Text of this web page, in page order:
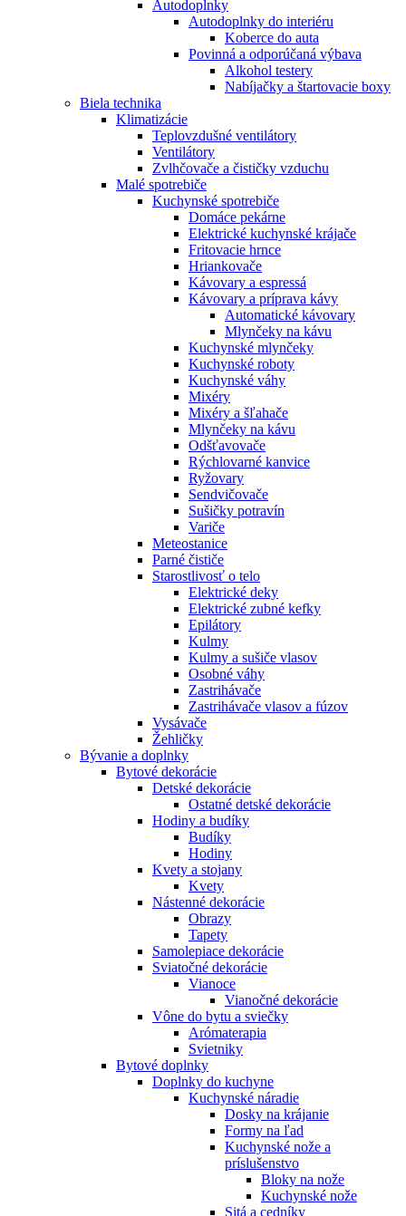
Autodoplnky
Autodoplnky do interiéru
Koberce do auta
Povinná a odporúčaná výbava
Alkohol testery
Nabíjačky a štartovacie boxy
Biela technika
Klimatizácie
Teplovzdušné ventilátory
Ventilátory
Zvlhčovače a čističky vzduchu
Malé spotrebiče
Kuchynské spotrebiče
Domáce pekárne
Elektrické kuchynské krájače
Fritovacie hrnce
Hriankovače
Kávovary a espressá
Kávovary a príprava kávy
Automatické kávovary
Mlynčeky na kávu
Kuchynské mlynčeky
Kuchynské roboty
Kuchynské váhy
Mixéry
Mixéry a šľahače
Mlynčeky na kávu
Odšťavovače
Rýchlovarné kanvice
Ryžovary
Sendvičovače
Sušičky potravín
Variče
Meteostanice
Parné čističe
Starostlivosť o telo
Elektrické deky
Elektrické zubné kefky
Epilátory
Kulmy
Kulmy a sušiče vlasov
Osobné váhy
Zastrihávače
Zastrihávače vlasov a fúzov
Vysávače
Žehličky
Bývanie a doplnky
Bytové dekorácie
Detské dekorácie
Ostatné detské dekorácie
Hodiny a budíky
Budíky
Hodiny
Kvety a stojany
Kvety
Nástenné dekorácie
Obrazy
Tapety
Samolepiace dekorácie
Sviatočné dekorácie
Vianoce
Vianočné dekorácie
Vône do bytu a sviečky
Arómaterapia
Svietniky
Bytové doplnky
Doplnky do kuchyne
Kuchynské náradie
Dosky na krájanie
Formy na ľad
Kuchynské nože a
príslušenstvo
Bloky na nože
Kuchynské nože
Sitá a cedníky